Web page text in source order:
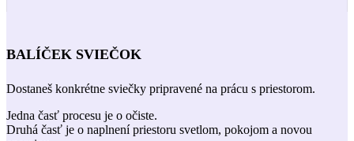
BALÍČEK SVIEČOK
Dostaneš konkrétne sviečky pripravené na prácu s priestorom.
Jedna časť procesu je o očiste.
Druhá časť je o naplnení priestoru svetlom, pokojom a novou